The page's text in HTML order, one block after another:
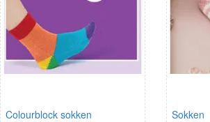
Colourblock sokken Sokken